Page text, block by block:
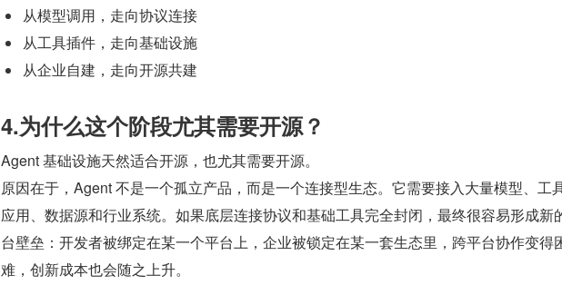
从模型调用，走向协议连接
从工具插件，走向基础设施
从企业自建，走向开源共建
4.为什么这个阶段尤其需要开源？
Agent 基础设施天然适合开源，也尤其需要开源。
原因在于，Agent 不是一个孤立产品，而是一个连接型生态。它需要接入大量模型、工具
应用、数据源和行业系统。如果底层连接协议和基础工具完全封闭，最终很容易形成新
台壁垒：开发者被绑定在某一个平台上，企业被锁定在某一套生态里，跨平台协作变得
难，创新成本也会随之上升。